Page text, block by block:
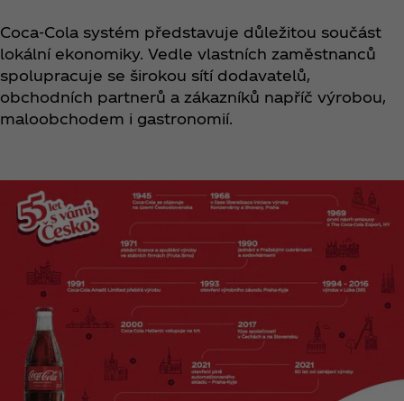
Coca‑Cola systém představuje důležitou součást
lokální ekonomiky. Vedle vlastních zaměstnanců
spolupracuje se širokou sítí dodavatelů,
obchodních partnerů a zákazníků napříč výrobou,
maloobchodem i gastronomií.